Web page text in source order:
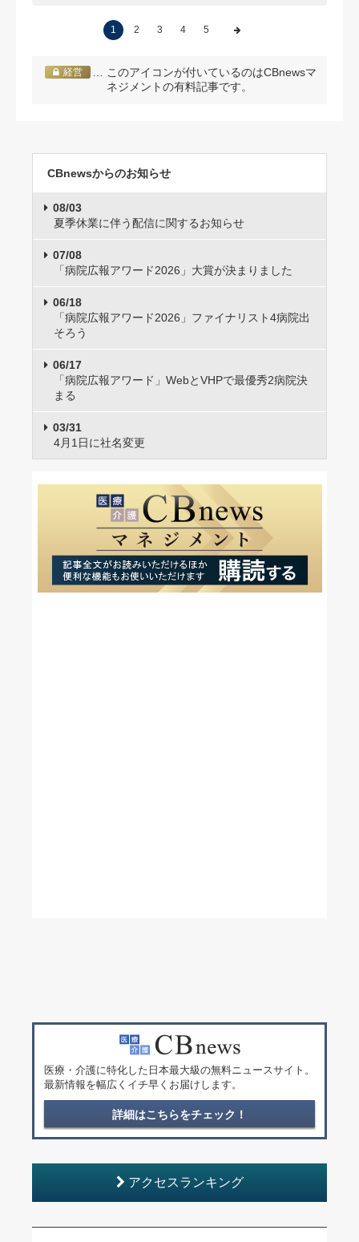
1 2 3 4 5
経営
… このアイコンが付いているのはCBnewsマ
ネジメントの有料記事です。
CBnewsからのお知らせ
08/03
夏季休業に伴う配信に関するお知らせ
07/08
「病院広報アワード2026」大賞が決まりました
06/18
「病院広報アワード2026」ファイナリスト4病院出
そろう
06/17
「病院広報アワード」WebとVHPで最優秀2病院決
まる
03/31
4月1日に社名変更
医療・介護に特化した日本最大級の無料ニュースサイト。
最新情報を幅広くイチ早くお届けします。
詳細はこちらをチェック！
アクセスランキング